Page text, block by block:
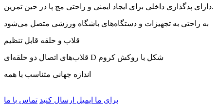
دارای پدگذاری داخلی برای ایجاد ایمنی و راحتی مچ پا در حین تمرین.
به راحتی به تجهیزات و دستگاه‌های باشگاه ورزشی متصل می‌شود
قلاب و حلقه قابل تنظیم
قلاب‌های اتصال دو حلقه‌ای D شکل با روکش کروم
اندازه جهانی متناسب با همه
برای ما ایمیل ارسال کنید تماس با ما